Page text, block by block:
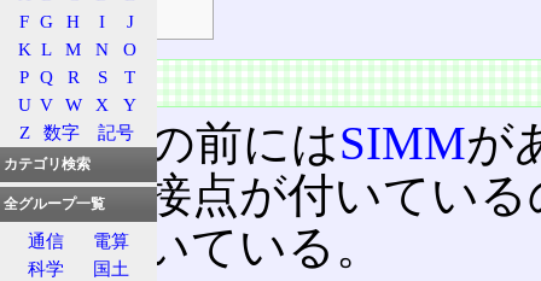
PEMM
概要
DIMMの前にはSIMMが
のみに接点が付いてい
子が付いている。
F G H I
J
K L M N
O
P Q R S
T
U V W X
Y
Z
数字 記号
カテゴリ検索
全グループ一覧
通信
電算
科学
国土